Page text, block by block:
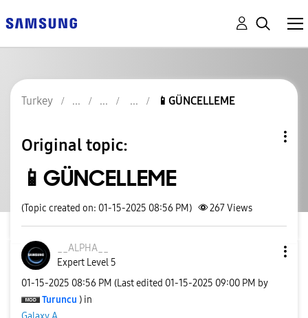
Turkey 📱GÜNCELLEME
Original topic:
📱GÜNCELLEME
(Topic created on: 01-15-2025 08:56 PM) 267Views
__ALPHA__
Expert Level 5
‎01-15-2025 08:56 PM (Last edited ‎01-15-2025 09:00 PM by
Turuncu ) in